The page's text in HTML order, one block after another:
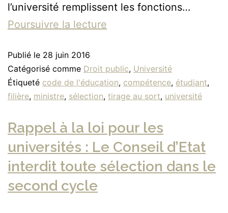
l’université remplissent les fonctions…
Poursuivre la lecture
Publié le 28 juin 2016
Catégorisé comme Droit public, Université
Étiqueté code de l'éducation, compétence, étudiant,
filière, ministre, sélection, tirage au sort, université
Rappel à la loi pour les
universités : Le Conseil d’Etat
interdit toute sélection dans le
second cycle